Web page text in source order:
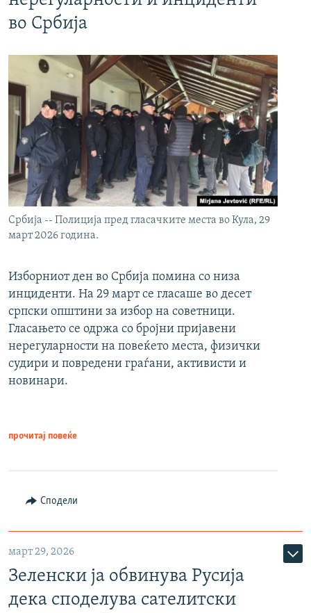
во Србија
Србија -- Полиција пред гласачките места во Кула, 29
март 2026 година.
Изборниот ден во Србија помина со низа
инциденти. На 29 март се гласаше во десет
српски општини за избор на советници.
Гласањето се одржа со бројни пријавени
нерегуларности на повеќето места, физички
судири и повредени граѓани, активисти и
новинари.
прочитај повеќе
Сподели
март 29, 2026
Зеленски ја обвинува Русија
дека споделува сателитски